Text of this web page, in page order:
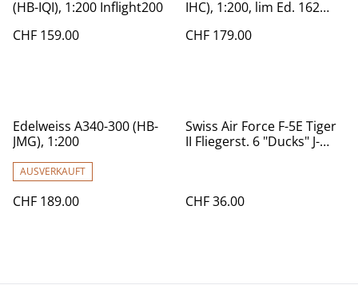
(HB-IQI), 1:200 Inflight200
CHF 159.00
IHC), 1:200, lim Ed. 162
CHF 179.00
Edelweiss A340-300 (HB-
JMG), 1:200
AUSVERKAUFT
CHF 189.00
Swiss Air Force F-5E Tiger
II Fliegerst. 6 "Ducks" J-
CHF 36.00